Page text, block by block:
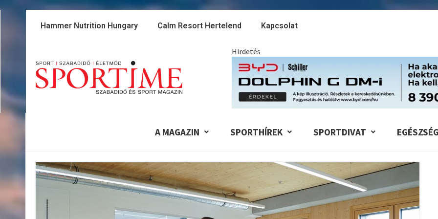
Hammer Nutrition Hungary Calm Resort Hertelend Kapcsolat
Hirdetés
A MAGAZIN SPORTHÍREK SPORTDIVAT EGÉSZSÉG